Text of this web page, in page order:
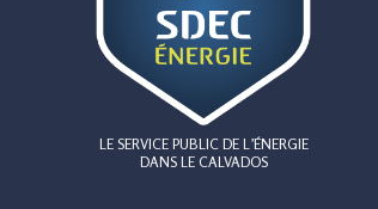
LE SERVICE PUBLIC DE L’ÉNERGIE
DANS LE CALVADOS